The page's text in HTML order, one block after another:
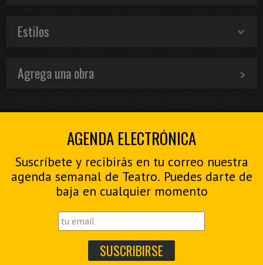
Estilos
Agrega una obra
AGENDA ELECTRÓNICA
Suscríbete y recibirás en tu correo nuestra
agenda semanal de Teatro. Puedes darte de
baja en cualquier momento